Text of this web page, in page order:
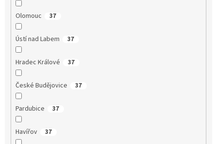
Olomouc 37
Ústí nad Labem 37
Hradec Králové 37
České Budějovice 37
Pardubice 37
Havířov 37